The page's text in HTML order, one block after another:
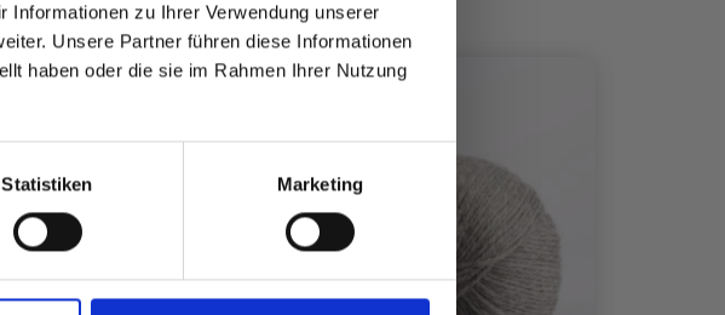
Informationen zu Ihrer Verwendung unserer
Unsere Partner führen diese Informationen
haben oder die sie im Rahmen Ihrer Nutzung
Statistiken Marketing
zu
und